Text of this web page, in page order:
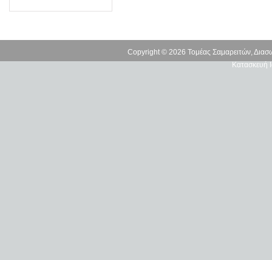
Copyright © 2026 Τομέας Σαμαρειτών,
Κατασκευή